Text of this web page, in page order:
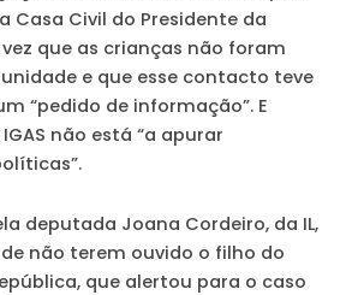
Casa Civil do Presidente da
que as crianças não foram
e que esse contacto teve
“pedido de informação”. E
não está “a apurar
deputada Joana Cordeiro, da IL,
não terem ouvido o filho do
que alertou para o caso